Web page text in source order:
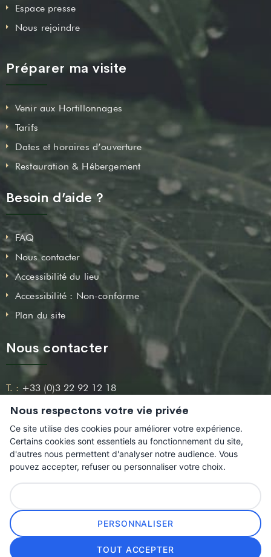
Espace presse
Nous rejoindre
Préparer ma visite
Venir aux Hortillonnages
Tarifs
Dates et horaires d’ouverture
Restauration & Hébergement
Besoin d’aide ?
FAQ
Nous contacter
Accessibilité du lieu
Accessibilité : Non-conforme
Plan du site
Nous contacter
T. : +33 (0)3 22 92 12 18
Email : contact@leshortillonnages.fr
Adresse : 54, Boulevard Beauvillé 80000 Amiens
© 2021
Association pour la Protection et la Sauvegarde des
Hortillonnages
Nous respectons votre vie privée
Ce site utilise des cookies pour améliorer votre expérience.
Certains cookies sont essentiels au fonctionnement du site,
d'autres nous permettent d'analyser notre audience. Vous
pouvez accepter, refuser ou personnaliser votre choix.
PERSONNALISER
TOUT ACCEPTER